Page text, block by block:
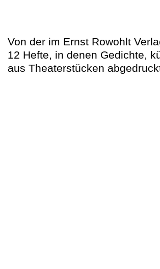
Von der im Ernst Rowohlt
12 Hefte, in denen Gedichte,
aus Theaterstücken